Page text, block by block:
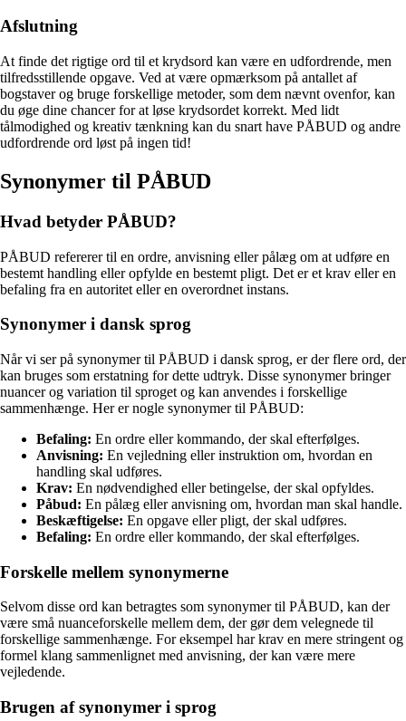
Afslutning
At finde det rigtige ord til et krydsord kan være en udfordrende, men
tilfredsstillende opgave. Ved at være opmærksom på antallet af
bogstaver og bruge forskellige metoder, som dem nævnt ovenfor, kan
du øge dine chancer for at løse krydsordet korrekt. Med lidt
tålmodighed og kreativ tænkning kan du snart have PÅBUD og andre
udfordrende ord løst på ingen tid!
Synonymer til PÅBUD
Hvad betyder PÅBUD?
PÅBUD refererer til en ordre, anvisning eller pålæg om at udføre en
bestemt handling eller opfylde en bestemt pligt. Det er et krav eller en
befaling fra en autoritet eller en overordnet instans.
Synonymer i dansk sprog
Når vi ser på synonymer til PÅBUD i dansk sprog, er der flere ord, der
kan bruges som erstatning for dette udtryk. Disse synonymer bringer
nuancer og variation til sproget og kan anvendes i forskellige
sammenhænge. Her er nogle synonymer til PÅBUD:
Befaling: En ordre eller kommando, der skal efterfølges.
Anvisning: En vejledning eller instruktion om, hvordan en
handling skal udføres.
Krav: En nødvendighed eller betingelse, der skal opfyldes.
Påbud: En pålæg eller anvisning om, hvordan man skal handle.
Beskæftigelse: En opgave eller pligt, der skal udføres.
Befaling: En ordre eller kommando, der skal efterfølges.
Forskelle mellem synonymerne
Selvom disse ord kan betragtes som synonymer til PÅBUD, kan der
være små nuanceforskelle mellem dem, der gør dem velegnede til
forskellige sammenhænge. For eksempel har krav en mere stringent og
formel klang sammenlignet med anvisning, der kan være mere
vejledende.
Brugen af synonymer i sprog